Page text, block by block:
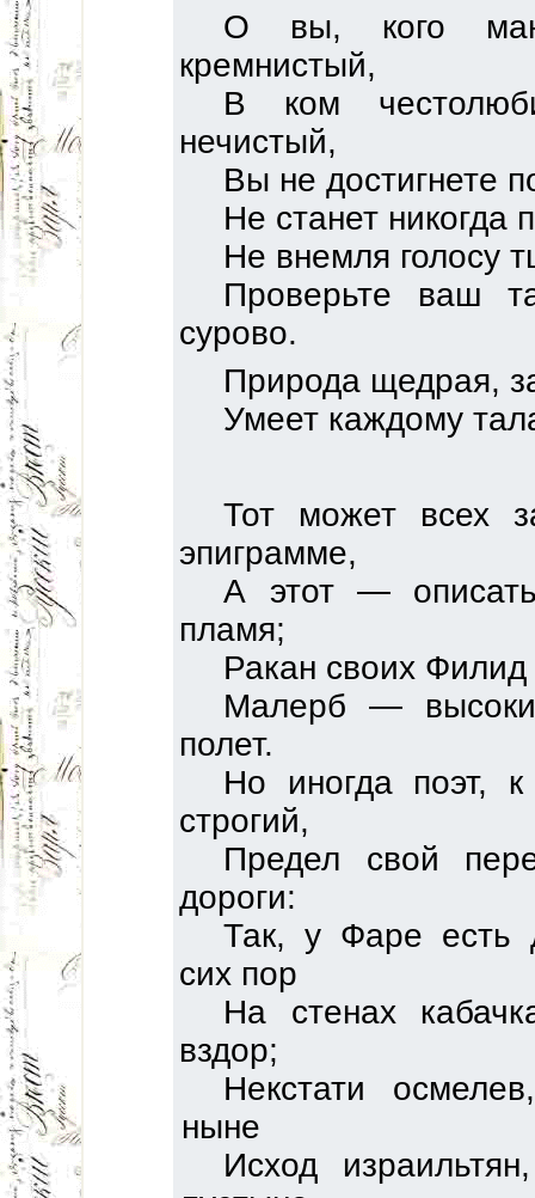
О вы, кого
кремнистый,
В ком
нечистый,
Вы не достигнете
Не станет никогда
Не внемля голосу
Проверьте ваш
сурово.
Природа щедрая,
Умеет каждому
Тот может всех
эпиграмме,
А этот —
пламя;
Ракан своих Филид
Малерб —
полет.
Но иногда поэт,
строгий,
Предел свой
дороги:
Так, у Фаре есть
сих пор
На стенах
вздор;
Некстати
ныне
Исход